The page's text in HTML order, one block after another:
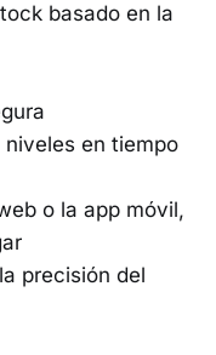
basado en la
en tiempo
o la app móvil,
precisión del